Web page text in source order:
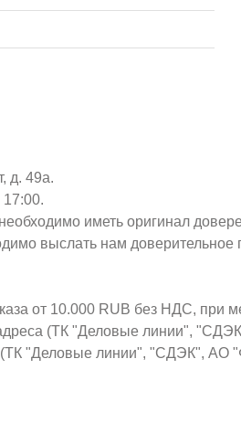
д. 49а.
иметь оригинал
выслать нам
от 10.000 RUB без НДС, при
адреса (ТК "Деловые линии",
(ТК "Деловые линии", "СДЭК",